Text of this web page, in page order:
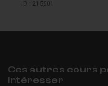
ID : 215901
Ces autres cours
intéresser